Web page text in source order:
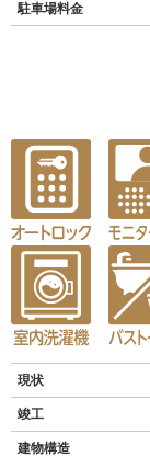
駐車場料金
現状
竣工
建物構造